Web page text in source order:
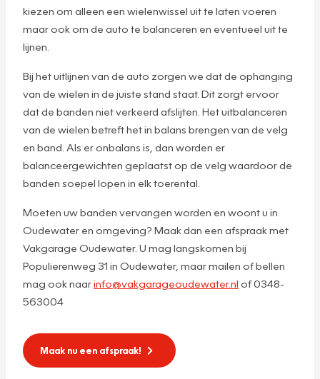
kiezen om alleen een wielenwissel uit te laten voeren
maar ook om de auto te balanceren en eventueel uit te
lijnen.
Bij het uitlijnen van de auto zorgen we dat de ophanging
van de wielen in de juiste stand staat. Dit zorgt ervoor
dat de banden niet verkeerd afslijten. Het uitbalanceren
van de wielen betreft het in balans brengen van de velg
en band. Als er onbalans is, dan worden er
balanceergewichten geplaatst op de velg waardoor de
banden soepel lopen in elk toerental.
Moeten uw banden vervangen worden en woont u in
Oudewater en omgeving? Maak dan een afspraak met
Vakgarage Oudewater. U mag langskomen bij
Populierenweg 31 in Oudewater, maar mailen of bellen
mag ook naarinfo@vakgarageoudewater.nl of 0348-
563004
Maak nu een afspraak!